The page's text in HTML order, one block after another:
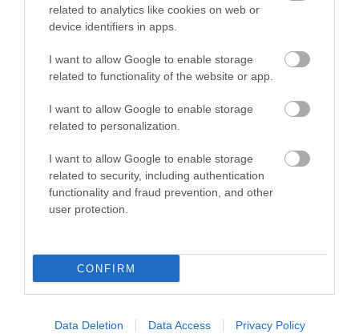
related to analytics like cookies on web or
device identifiers in apps.
I want to allow Google to enable storage
related to functionality of the website or app.
I want to allow Google to enable storage
related to personalization.
I want to allow Google to enable storage
related to security, including authentication
functionality and fraud prevention, and other
user protection.
CONFIRM
Data Deletion Data Access Privacy Policy
Ne maradjon le a legfrissebb hírekről, kövessen
Legfrissebb híreink
BAKA ANDRÁST JELÖLI KÖZTÁRSASÁGI